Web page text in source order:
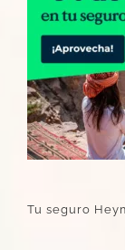
Tu seguro